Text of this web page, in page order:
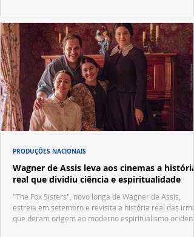
Wagner de Assis leva aos cinemas a história
real que dividiu ciência e espiritualidade
"The Fox Sisters", novo longa de Wagner de Assis,
estreia em setembro e revisita a história real das
que deram origem ao moderno espiritualismo
PRODUÇÕES NACIONAIS